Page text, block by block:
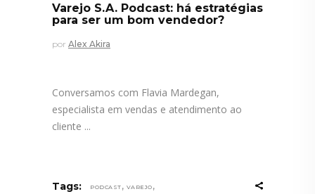
Varejo S.A. Podcast: há estratégias
para ser um bom vendedor?
por Alex Akira
Conversamos com Flavia Mardegan,
especialista em vendas e atendimento ao
cliente
Tags: PODCAST , VAREJO ,